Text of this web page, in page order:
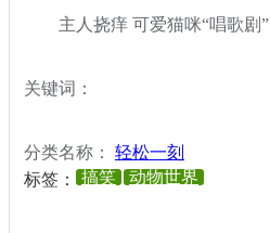
主人挠痒 可爱猫咪“唱歌剧”
关键词：
分类名称： 轻松一刻
标签：
搞笑 动物世界